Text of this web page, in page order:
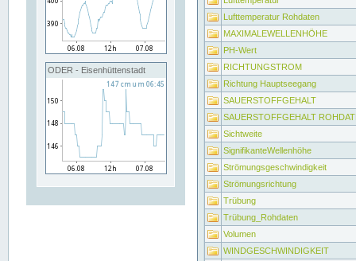
ODER - Eisenhüttenstadt
Lufttemperatur Rohdaten
MAXIMALEWELLENHÖHE
PH-Wert
RICHTUNGSTROM
Richtung Hauptseegang
SAUERSTOFFGEHALT
SAUERSTOFFGEHALT
Sichtweite
SignifikanteWellenhöhe
Strömungsgeschwindigkeit
Strömungsrichtung
Trübung
Trübung_Rohdaten
Volumen
WINDGESCHWINDIGKEIT